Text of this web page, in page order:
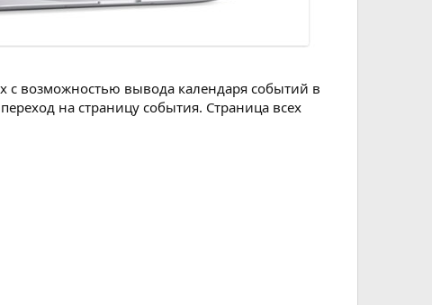
с возможностью вывода календаря событий в
на страницу события. Страница всех